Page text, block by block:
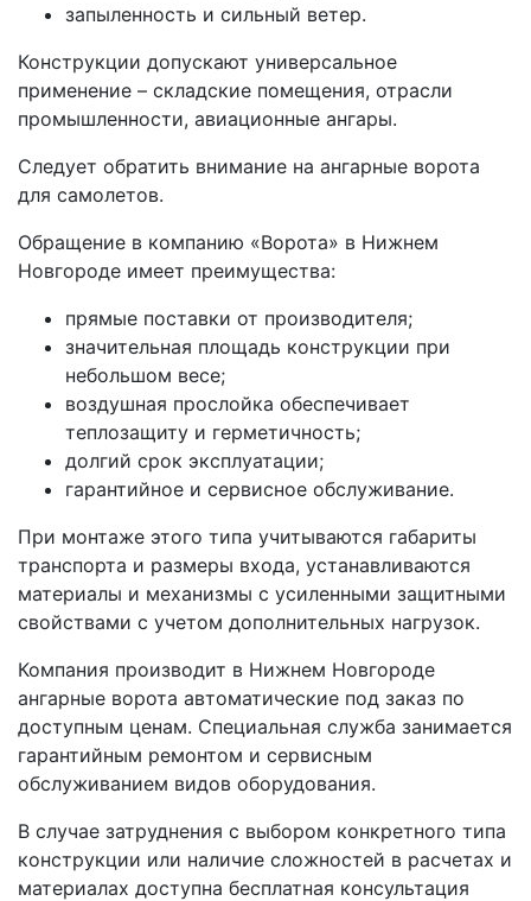
запыленность и сильный ветер.
Конструкции допускают универсальное
применение – складские помещения, отрасли
промышленности, авиационные ангары.
Следует обратить внимание на ангарные ворота
для самолетов.
Обращение в компанию «Ворота» в Нижнем
Новгороде имеет преимущества:
прямые поставки от производителя;
значительная площадь конструкции при
небольшом весе;
воздушная прослойка обеспечивает
теплозащиту и герметичность;
долгий срок эксплуатации;
гарантийное и сервисное обслуживание.
При монтаже этого типа учитываются габариты
транспорта и размеры входа, устанавливаются
материалы и механизмы с усиленными защитными
свойствами с учетом дополнительных нагрузок.
Компания производит в Нижнем Новгороде
ангарные ворота автоматические под заказ по
доступным ценам. Специальная служба занимается
гарантийным ремонтом и сервисным
обслуживанием видов оборудования.
В случае затруднения с выбором конкретного типа
конструкции или наличие сложностей в расчетах и
материалах доступна бесплатная консультация